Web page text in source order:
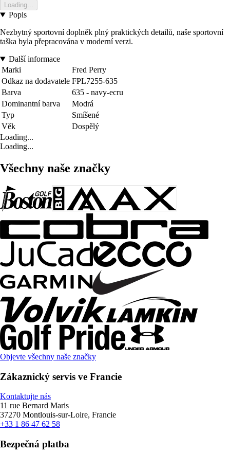
Loading...
Popis
Nezbytný sportovní doplněk plný praktických detailů, naše sportovní
taška byla přepracována v moderní verzi.
Další informace
Marki
Fred Perry
Odkaz na dodavatele FPL7255-635
Barva
635 - navy-ecru
Dominantní barva
Modrá
Typ
Smíšené
Věk
Dospělý
Loading...
Loading...
Všechny naše značky
Objevte všechny naše značky
Zákaznický servis ve Francie
Kontaktujte nás
11 rue Bernard Maris
37270 Montlouis-sur-Loire, Francie
+33 1 86 47 62 58
Bezpečná platba